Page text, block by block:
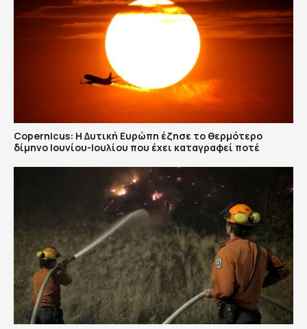
Copernicus: H Δυτική Ευρώπη έζησε το θερμότερο
δίμηνο Ιουνίου-Ιουλίου που έχει καταγραφεί ποτέ